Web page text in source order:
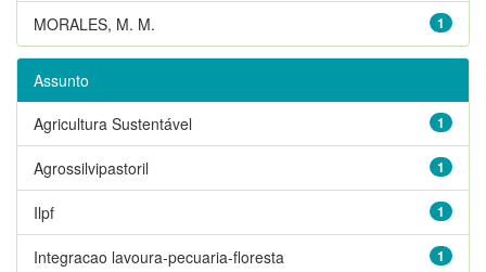
1
MORALES, M. M.
Assunto
1
Agricultura Sustentável
1
Agrossilvipastoril
1
Ilpf
1
Integracao lavoura-pecuaria-floresta